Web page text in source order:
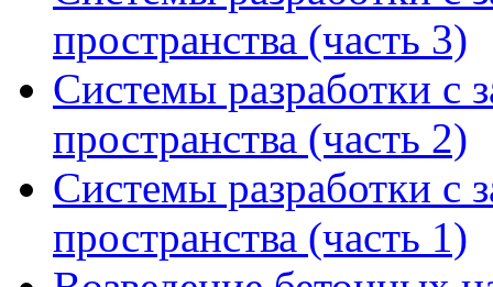
пространства (часть 3)
Системы разработки с
пространства (часть 2)
Системы разработки с
пространства (часть 1)